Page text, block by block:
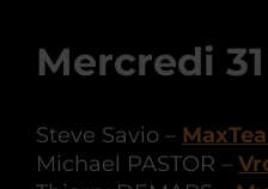
Mercredi
Steve Savio –
Michael PASTOR –